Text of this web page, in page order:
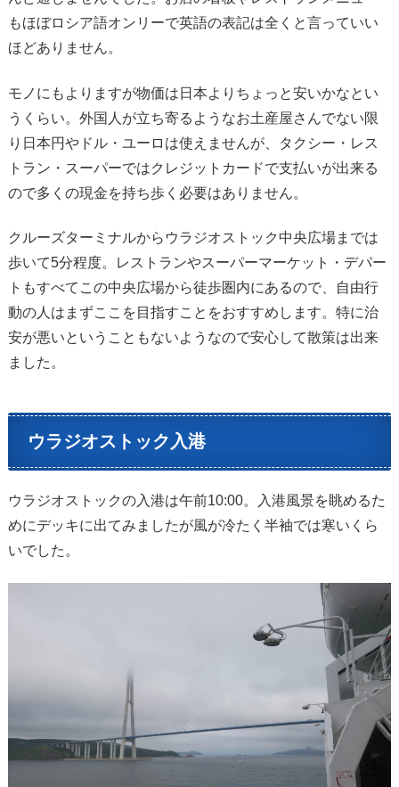
もほぼロシア語オンリーで英語の表記は全くと言っていい
ほどありません。
モノにもよりますが物価は日本よりちょっと安いかなとい
うくらい。外国人が立ち寄るようなお土産屋さんでない限
り日本円やドル・ユーロは使えませんが、タクシー・レス
トラン・スーパーではクレジットカードで支払いが出来る
ので多くの現金を持ち歩く必要はありません。
クルーズターミナルからウラジオストック中央広場までは
歩いて5分程度。レストランやスーパーマーケット・デパー
トもすべてこの中央広場から徒歩圏内にあるので、自由行
動の人はまずここを目指すことをおすすめします。特に治
安が悪いということもないようなので安心して散策は出来
ました。
ウラジオストック入港
ウラジオストックの入港は午前10:00。入港風景を眺めるた
めにデッキに出てみましたが風が冷たく半袖では寒いくら
いでした。